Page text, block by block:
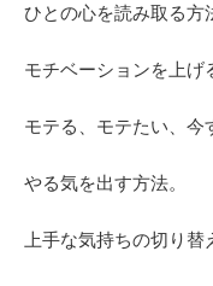
ひとの心を読み取る方
モチベーションを上げ
モテる、モテたい、今
やる気を出す方法。
上手な気持ちの切り替